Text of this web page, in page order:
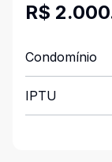
R$
Condomínio
IPTU